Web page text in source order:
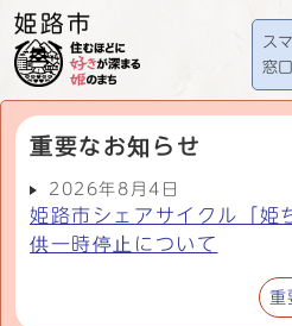
ス
窓口
重要なお知らせ
2026年8月4日
姫路市シェアサイクル「姫
供一時停止について
重